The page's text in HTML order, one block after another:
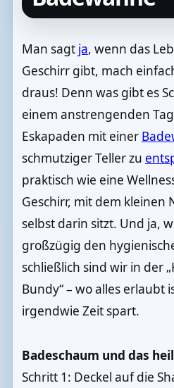
Man sagt ja, wenn das
Geschirr gibt, mach
draus! Denn was gibt es
einem anstrengenden
Eskapaden mit einer
schmutziger Teller zu
praktisch wie eine
Geschirr, mit dem kleinen
selbst darin sitzt. Und ja,
großzügig den
schließlich sind wir in der
Bundy“ – wo alles erlaubt
irgendwie Zeit spart.
Badeschaum und das
Schritt 1: Deckel auf die